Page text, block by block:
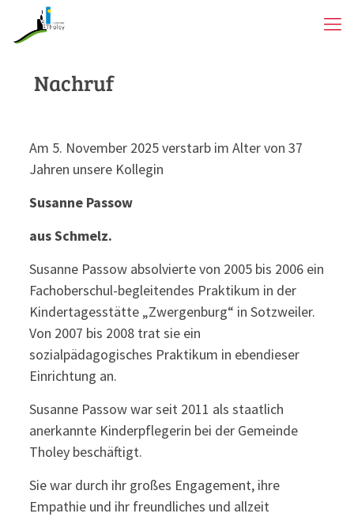
Nachruf
Am 5. November 2025 verstarb im Alter von 37
Jahren unsere Kollegin
Susanne Passow
aus Schmelz.
Susanne Passow absolvierte von 2005 bis 2006 ein
Fachoberschul-begleitendes Praktikum in der
Kindertagesstätte „Zwergenburg“ in Sotzweiler.
Von 2007 bis 2008 trat sie ein
sozialpädagogisches Praktikum in ebendieser
Einrichtung an.
Susanne Passow war seit 2011 als staatlich
anerkannte Kinderpflegerin bei der Gemeinde
Tholey beschäftigt.
Sie war durch ihr großes Engagement, ihre
Empathie und ihr freundliches und allzeit